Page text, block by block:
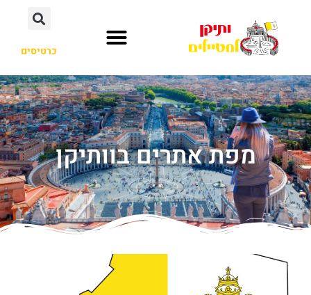
כרטיסים
מפת אתרים בוותיקן